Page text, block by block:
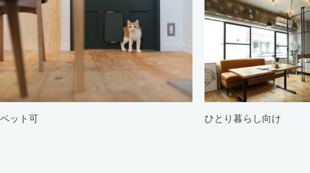
ペット可 ひとり暮らし向け